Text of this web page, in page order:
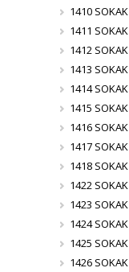
1410 SOKAK
1411 SOKAK
1412 SOKAK
1413 SOKAK
1414 SOKAK
1415 SOKAK
1416 SOKAK
1417 SOKAK
1418 SOKAK
1422 SOKAK
1423 SOKAK
1424 SOKAK
1425 SOKAK
1426 SOKAK